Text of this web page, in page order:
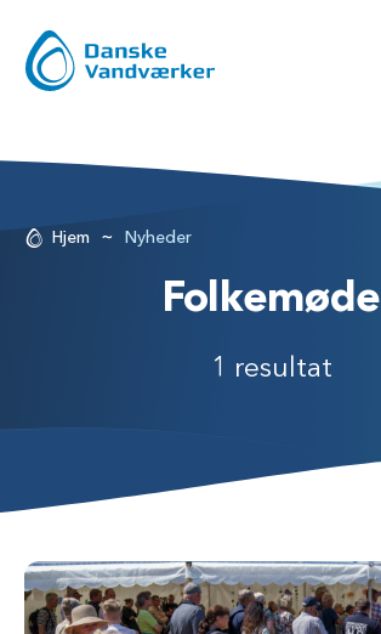
Hjem ~ Nyheder
Folkemøde
1 resultat